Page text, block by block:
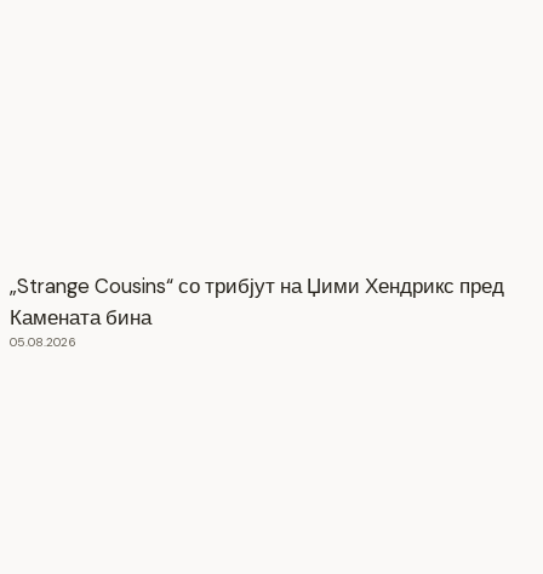
„Strange Cousins“ со трибјут на Џими Хендрикс пред
Камената бина
05.08.2026